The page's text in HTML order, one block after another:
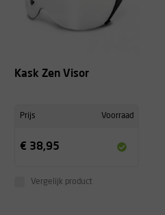
Kask Zen Visor
Prijs Voorraad
€ 38,95
Vergelijk product